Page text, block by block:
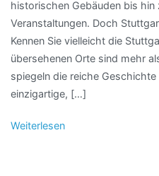
historischen Gebäuden bis hin
Veranstaltungen. Doch
Kennen Sie vielleicht die
übersehenen Orte sind mehr
spiegeln die reiche
einzigartige, […]
Weiterlesen